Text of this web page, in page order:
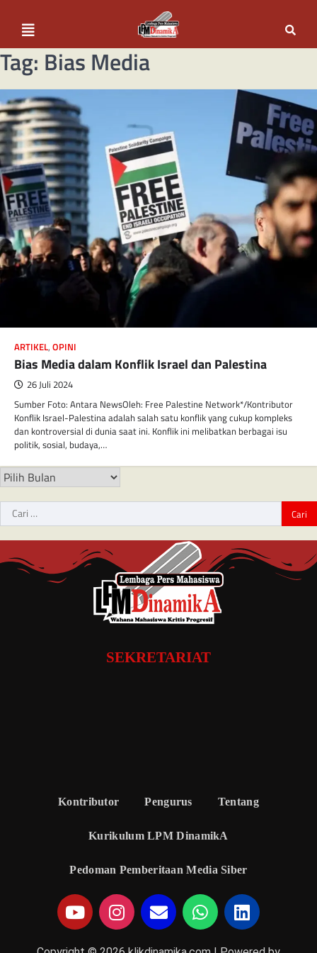
Tag: Bias Media
ARTIKEL, OPINI
Bias Media dalam Konflik Israel dan Palestina
26 Juli 2024
Sumber Foto: Antara NewsOleh: Free Palestine Network*/Kontributor
Konflik Israel-Palestina adalah salah satu konflik yang cukup kompleks
dan kontroversial di dunia saat ini. Konflik ini melibatkan berbagai isu
politik, sosial, budaya,…
SEKRETARIAT
Kontributor Pengurus Tentang
Kurikulum LPM DinamikA
Pedoman Pemberitaan Media Siber